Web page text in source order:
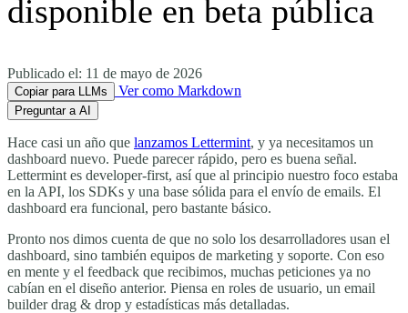
disponible en beta pública
Publicado el: 11 de mayo de 2026
Copiar para LLMs Ver como Markdown
Preguntar a AI
Hace casi un año que lanzamos Lettermint, y ya necesitamos un
dashboard nuevo. Puede parecer rápido, pero es buena señal.
Lettermint es developer-first, así que al principio nuestro foco estaba
en la API, los SDKs y una base sólida para el envío de emails. El
dashboard era funcional, pero bastante básico.
Pronto nos dimos cuenta de que no solo los desarrolladores usan el
dashboard, sino también equipos de marketing y soporte. Con eso
en mente y el feedback que recibimos, muchas peticiones ya no
cabían en el diseño anterior. Piensa en roles de usuario, un email
builder drag & drop y estadísticas más detalladas.